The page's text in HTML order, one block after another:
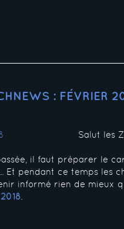
: FÉVRIER
Salut les
il faut préparer le
Et pendant ce temps les
informé rien de mieux